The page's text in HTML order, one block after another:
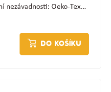
nezávadnosti: Oeko-Tex…
DO KOŠÍKU